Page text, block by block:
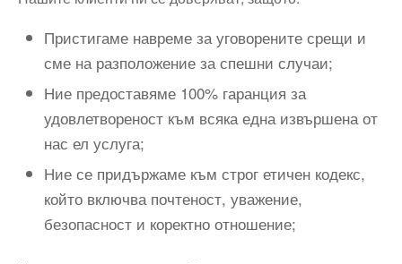
Пристигаме навреме за уговорените срещи и
сме на разположение за спешни случаи;
Ние предоставяме 100% гаранция за
удовлетвореност към всяка една извършена от
нас ел услуга;
Ние се придържаме към строг етичен кодекс,
който включва почтеност, уважение,
безопасност и коректно отношение;